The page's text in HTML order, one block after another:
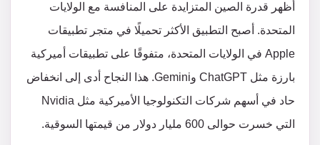
أظهر قدرة الصين المتزايدة على المنافسة مع الولايات
المتحدة. أصبح التطبيق الأكثر تحميلًا في متجر تطبيقات
Apple في الولايات المتحدة، متفوقًا على تطبيقات أميركية
بارزة مثل ChatGPT وGemini. هذا النجاح أدى إلى انخفاض
حاد في أسهم شركات التكنولوجيا الأميركية مثل Nvidia
التي خسرت حوالى 600 مليار دولار من قيمتها السوقية.